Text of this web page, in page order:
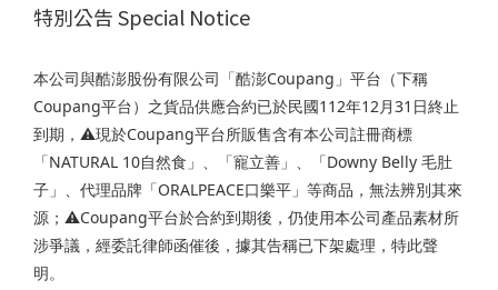
特別公告 Special Notice
本公司與酷澎股份有限公司「酷澎Coupang」平台（下稱
Coupang平台）之貨品供應合約已於民國112年12月31日終止
到期，⚠️現於Coupang平台所販售含有本公司註冊商標
「NATURAL 10自然食」、「寵立善」、「Downy Belly 毛肚
子」、代理品牌「ORALPEACE口樂平」等商品，無法辨別其來
源；⚠️Coupang平台於合約到期後，仍使用本公司產品素材所
涉爭議，經委託律師函催後，據其告稱已下架處理，特此聲
明。